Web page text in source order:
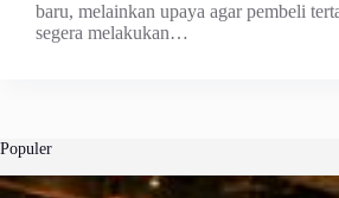
baru, melainkan upaya agar pembeli
segera melakukan…
Populer